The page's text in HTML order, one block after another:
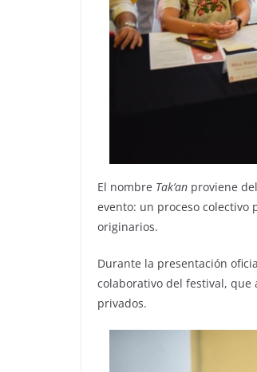
El nombre Tak’an proviene
evento: un proceso
originarios.
Durante la presentación
colaborativo del festival, que
privados.